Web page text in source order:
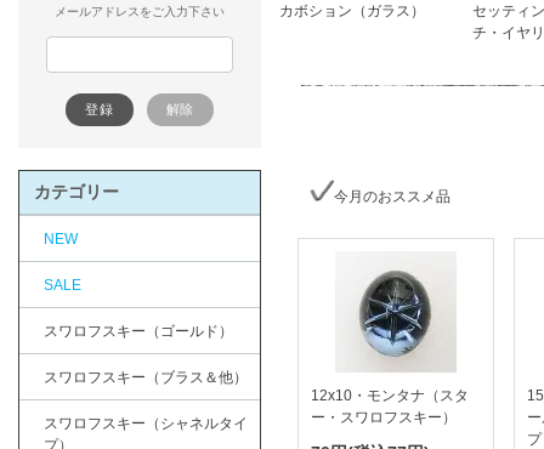
カボション（ガラス）
セッティ
チ・イヤ
今月のおススメ品
12x10・モンタナ（スタ
ー・スワロフスキー）
メールアドレスをご入力下さい
カテゴリー
NEW
SALE
スワロフスキー（ゴールド）
スワロフスキー（ブラス＆他）
スワロフスキー（シャネルタイ
プ）